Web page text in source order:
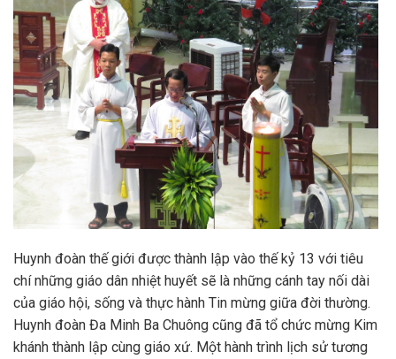
Huynh đoàn thế giới được thành lập vào thế kỷ 13 với tiêu
chí những giáo dân nhiệt huyết sẽ là những cánh tay nối dài
của giáo hội, sống và thực hành Tin mừng giữa đời thường.
Huynh đoàn Đa Minh Ba Chuông cũng đã tổ chức mừng Kim
khánh thành lập cùng giáo xứ. Một hành trình lịch sử tương